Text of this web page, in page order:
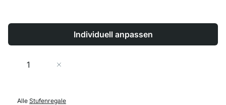
Individuell anpassen
Menge
Alle Stufenregale